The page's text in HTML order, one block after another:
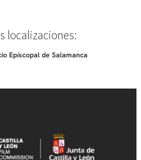
localizaciones:
Epíscopal de Salamanca